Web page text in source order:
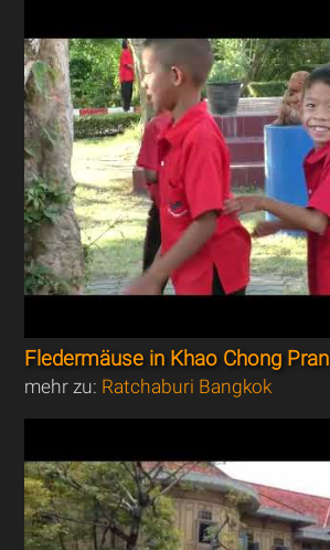
Fledermäuse in Khao Chong Pran
mehr zu: Ratchaburi Bangkok